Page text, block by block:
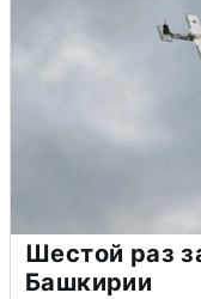
Шестой раз
Башкирии